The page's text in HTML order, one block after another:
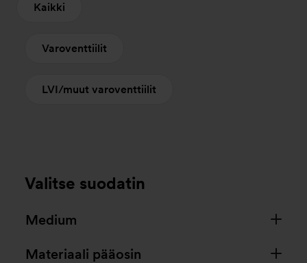
Kaikki
Varoventtiilit
LVI/muut varoventtiilit
Valitse suodatin
Medium
Materiaali pääosin